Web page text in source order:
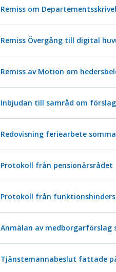
Remiss om
Remiss Övergång till digital
Remiss av Motion om
Inbjudan till samråd om
Redovisning feriearbete
Protokoll från pensionärsrådet
Protokoll från
Anmälan av medborgarförslag
Tjänstemannabeslut fattade